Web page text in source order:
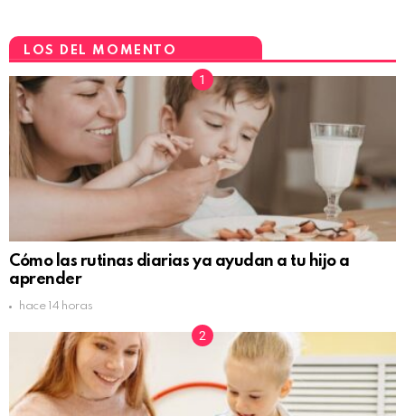
LOS DEL MOMENTO
Cómo las rutinas diarias ya ayudan a tu hijo a
aprender
hace 14 horas